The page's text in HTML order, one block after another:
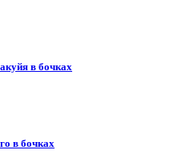
в бочках
в бочках